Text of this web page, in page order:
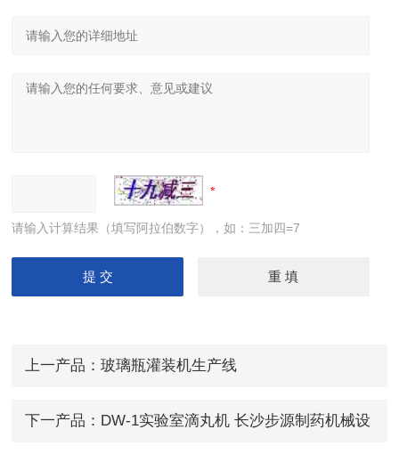
请输入计算结果（填写阿拉伯数字），如：三加四=7
上一产品： 玻璃瓶灌装机生产线
下一产品： DW-1实验室滴丸机 长沙步源制药机械设